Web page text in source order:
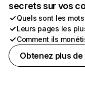
secrets sur vos
Quels sont les
Leurs pages les
Comment ils
Obtenez plus